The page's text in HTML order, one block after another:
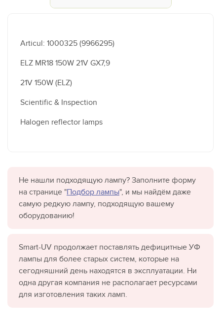
Articul: 1000325 (9966295)
ELZ MR18 150W 21V GX7,9
21V 150W (ELZ)
Scientific & Inspection
Halogen reflector lamps
Не нашли подходящую лампу? Заполните форму
на странице "Подбор лампы", и мы найдём даже
самую редкую лампу, подходящую вашему
оборудованию!
Smart-UV продолжает поставлять дефицитные УФ
лампы для более старых систем, которые на
сегодняшний день находятся в эксплуатации. Ни
одна другая компания не располагает ресурсами
для изготовления таких ламп.